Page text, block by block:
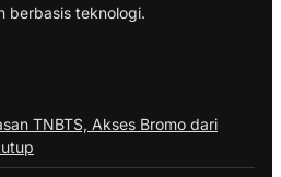
berbasis teknologi.
TNBTS, Akses Bromo dari